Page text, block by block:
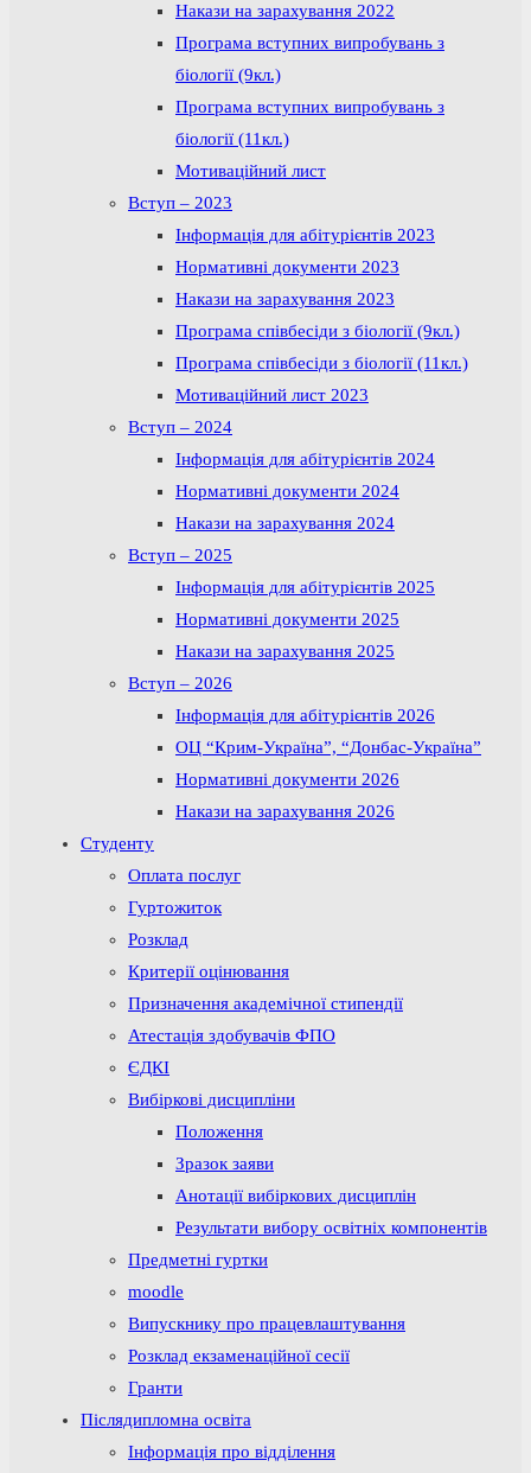
Накази на зарахування 2022
Програма вступних випробувань з
біології (9кл.)
Програма вступних випробувань з
біології (11кл.)
Мотиваційний лист
Вступ – 2023
Інформація для абітурієнтів 2023
Нормативні документи 2023
Накази на зарахування 2023
Програма співбесіди з біології (9кл.)
Програма співбесіди з біології (11кл.)
Мотиваційний лист 2023
Вступ – 2024
Інформація для абітурієнтів 2024
Нормативні документи 2024
Накази на зарахування 2024
Вступ – 2025
Інформація для абітурієнтів 2025
Нормативні документи 2025
Накази на зарахування 2025
Вступ – 2026
Інформація для абітурієнтів 2026
ОЦ “Крим-Україна”, “Донбас-Україна”
Нормативні документи 2026
Накази на зарахування 2026
Студенту
Оплата послуг
Гуртожиток
Розклад
Критерії оцінювання
Призначення академічної стипендії
Атестація здобувачів ФПО
ЄДКІ
Вибіркові дисципліни
Положення
Зразок заяви
Анотації вибіркових дисциплін
Результати вибору освітніх компонентів
Предметні гуртки
moodle
Випускнику про працевлаштування
Розклад екзаменаційної сесії
Гранти
Післядипломна освіта
Інформація про відділення